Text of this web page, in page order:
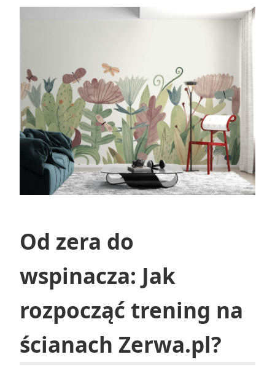
Od zera do
wspinacza: Jak
rozpocząć trening na
ścianach Zerwa.pl?